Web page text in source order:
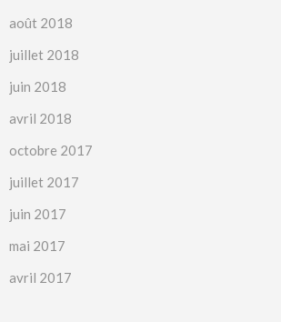
août 2018
juillet 2018
juin 2018
avril 2018
octobre 2017
juillet 2017
juin 2017
mai 2017
avril 2017